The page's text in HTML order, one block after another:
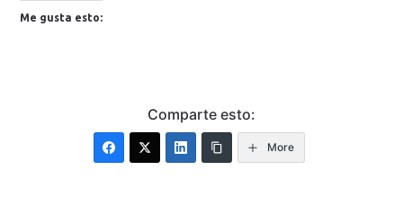
Me gusta esto:
Comparte esto:
More